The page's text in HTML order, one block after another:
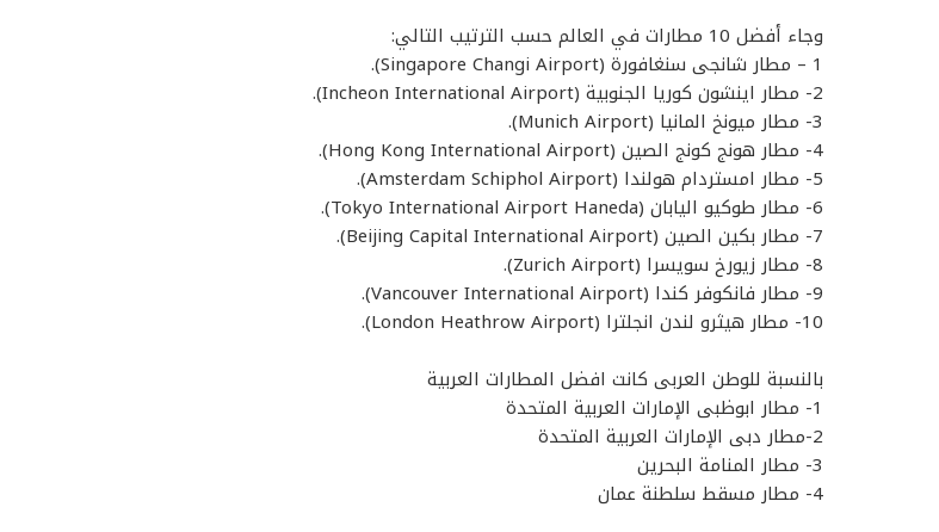
وجاء أفضل 10 مطارات في العالم حسب الترتيب التالي:
1 – مطار شانجى سنغافورة (Singapore Changi Airport).
2- مطار اينشون كوريا الجنوبية (Incheon International Airport).
3- مطار ميونخ المانيا (Munich Airport).
4- مطار هونج كونج الصين (Hong Kong International Airport).
5- مطار امستردام هولندا (Amsterdam Schiphol Airport).
6- مطار طوكيو اليابان (Tokyo International Airport Haneda).
7- مطار بكين الصين (Beijing Capital International Airport).
8- مطار زيورخ سويسرا (Zurich Airport).
9- مطار فانكوفر كندا (Vancouver International Airport).
10- مطار هيثرو لندن انجلترا (London Heathrow Airport).
بالنسبة للوطن العربى كانت افضل المطارات العربية
1- مطار ابوظبى الإمارات العربية المتحدة
2-مطار دبى الإمارات العربية المتحدة
3- مطار المنامة البحرين
4- مطار مسقط سلطنة عمان